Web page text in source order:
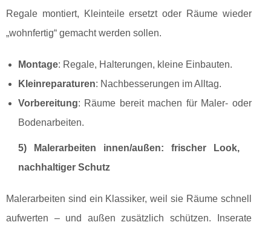
Regale montiert, Kleinteile ersetzt oder Räume wieder
„wohnfertig“ gemacht werden sollen.
Montage: Regale, Halterungen, kleine Einbauten.
Kleinreparaturen: Nachbesserungen im Alltag.
Vorbereitung: Räume bereit machen für Maler- oder
Bodenarbeiten.
5) Malerarbeiten innen/außen: frischer Look,
nachhaltiger Schutz
Malerarbeiten sind ein Klassiker, weil sie Räume schnell
aufwerten – und außen zusätzlich schützen. Inserate